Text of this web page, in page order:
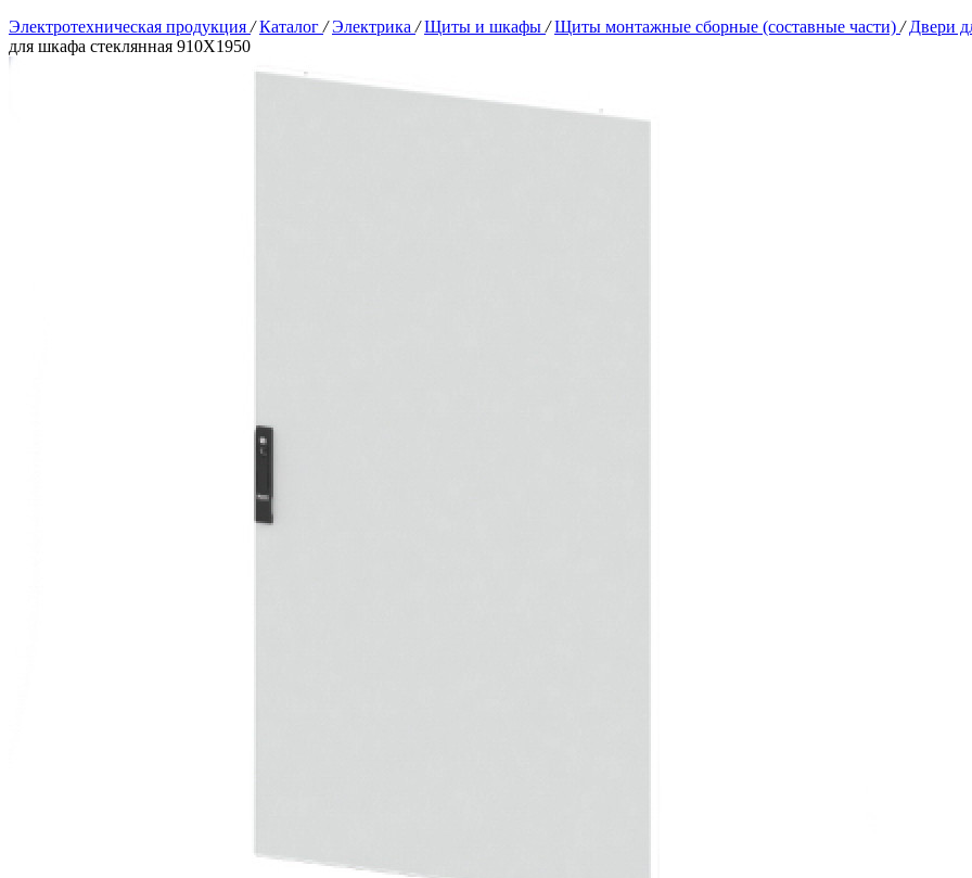
Электротехническая продукция / Каталог / Электрика / Щиты и шкафы / Щиты монтажные сборные (составные части) / Двери
для шкафа стеклянная 910Х1950